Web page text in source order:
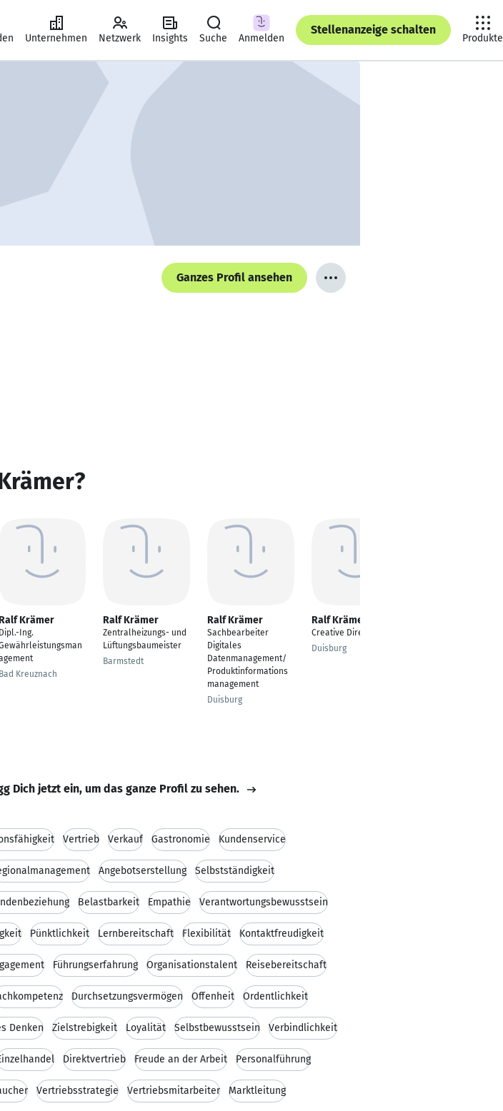
Unternehmen Netzwerk Insights Suche Anmelden
Stellenanzeige schalten
Produkte
Ganzes Profil ansehen
Ralf Krämer
Dipl.-Ing.
Bad Kreuznach
Ralf Krämer
Zentralheizungs- und
Lüftungsbaumeister
Barmstedt
Ralf Krämer
Sachbearbeiter
Digitales
Datenmanagement/
Produktinformations
management
Duisburg
Ralf Krämer
Creative Director
Duisburg
Dich jetzt ein, um das ganze Profil zu sehen.
Vertrieb Verkauf Gastronomie Kundenservice
Angebotserstellung Selbstständigkeit
Belastbarkeit Empathie Verantwortungsbewusstsein
Pünktlichkeit Lernbereitschaft Flexibilität Kontaktfreudigkeit
Führungserfahrung Organisationstalent Reisebereitschaft
Durchsetzungsvermögen Offenheit Ordentlichkeit
Denken Zielstrebigkeit Loyalität Selbstbewusstsein Verbindlichkeit
Direktvertrieb Freude an der Arbeit Personalführung
Vertriebsstrategie Vertriebsmitarbeiter Marktleitung